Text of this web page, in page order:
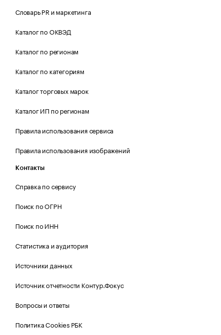
Словарь PR и маркетинга
Каталог по ОКВЭД
Каталог по регионам
Каталог по категориям
Каталог торговых марок
Каталог ИП по регионам
Правила использования сервиса
Правила использования изображений
Контакты
Справка по сервису
Поиск по ОГРН
Поиск по ИНН
Статистика и аудитория
Источники данных
Источник отчетности Контур.Фокус
Вопросы и ответы
Политика Cookies РБК